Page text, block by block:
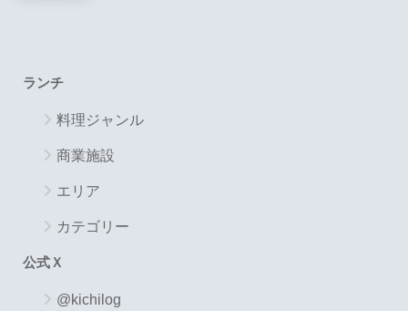
ランチ
料理ジャンル
商業施設
エリア
カテゴリー
公式Ｘ
@kichilog